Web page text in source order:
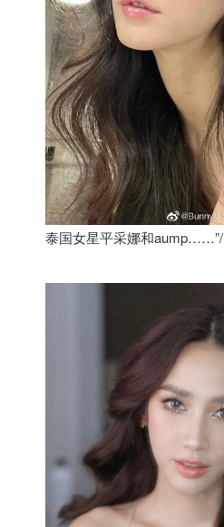
泰国女星平采娜和